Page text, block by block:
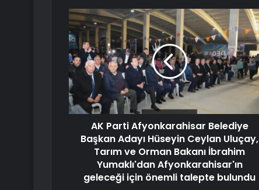
AK Parti Afyonkarahisar Belediye
Başkan Adayı Hüseyin Ceylan Uluçay,
Tarım ve Orman Bakanı İbrahim
Yumaklı'dan Afyonkarahisar'ın
geleceği için önemli talepte bulundu